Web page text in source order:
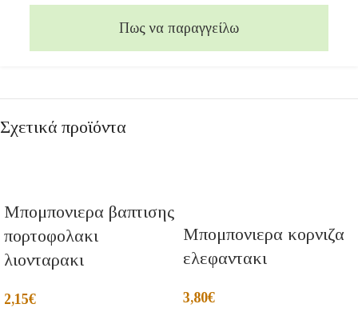
Πως να παραγγείλω
Σχετικά προϊόντα
Μπομπονιερα βαπτισης
πορτοφολακι
λιονταρακι
2,15€
Μπομπονιερα κορνιζα
ελεφαντακι
3,80€